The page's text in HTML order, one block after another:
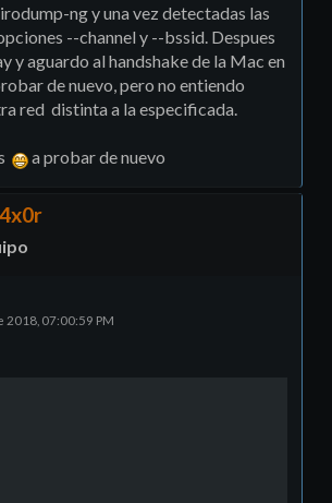
ng y una vez detectadas las
--channel y --bssid. Despues
y aguardo al handshake de la Mac en
de nuevo, pero no entiendo
red distinta a la especificada.
a probar de nuevo
2018, 07:00:59 PM